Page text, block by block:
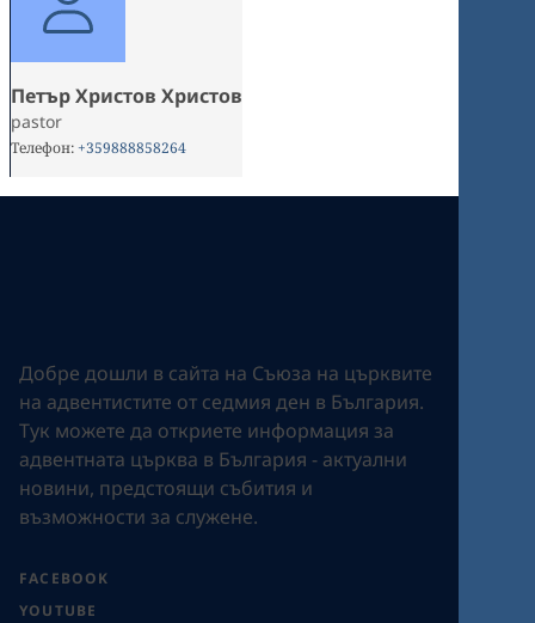
Петър Христов Христов
pastor
Телефон:+359888858264
Добре дошли в сайта на Съюза на църквите
на адвентистите от седмия ден в България.
Tук можете да откриете информация за
адвентната църква в България - актуални
новини, предстоящи събития и
възможности за служене.
FACEBOOK
YOUTUBE